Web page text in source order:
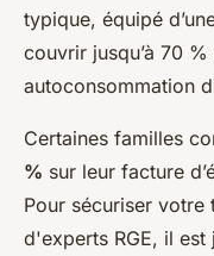
typique, équipé
couvrir jusqu’à 70
autoconsommation
Certaines familles
% sur leur facture
Pour sécuriser votre
d'experts RGE, il est